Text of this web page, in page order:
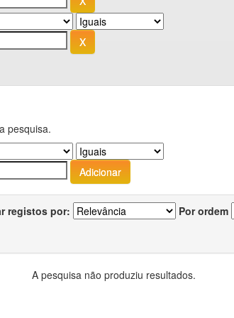
pesquisa.
registos por: Por ordem
A pesquisa não produziu resultados.